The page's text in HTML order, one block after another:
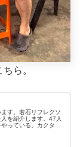
ら。
す。若石リフレクソ
を紹介します。47人
っている。カクタス